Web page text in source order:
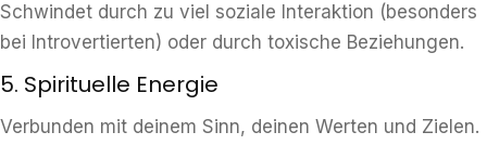
Schwindet durch zu viel soziale Interaktion (besonders
bei Introvertierten) oder durch toxische Beziehungen.
5. Spirituelle Energie
Verbunden mit deinem Sinn, deinen Werten und Zielen.